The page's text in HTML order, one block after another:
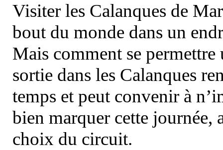
Visiter les Calanques de
bout du monde dans un
Mais comment se permettre
sortie dans les Calanques
temps et peut convenir à
bien marquer cette journée,
choix du circuit.